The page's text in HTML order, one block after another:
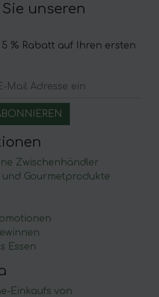
unseren
% Rabatt auf Ihren ersten
Zwischenhändler
Gourmetprodukte
Essen
Einkaufs von